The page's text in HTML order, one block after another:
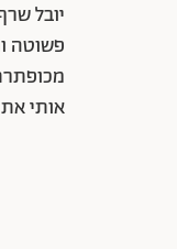
יובל
פשוטה
אותי